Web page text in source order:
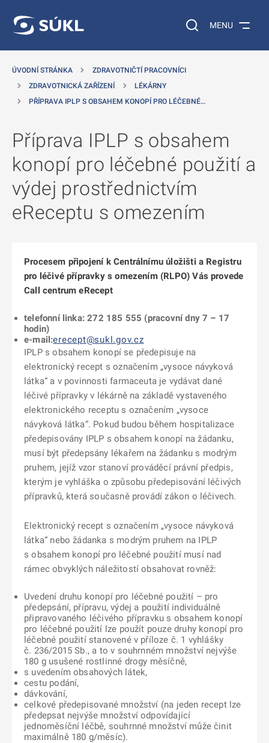
Vyhledávání na
MENU
ÚVODNÍ STRÁNKA
ZDRAVOTNIČTÍ PRACOVNÍCI
ZDRAVOTNICKÁ ZAŘÍZENÍ
LÉKÁRNY
PŘÍPRAVA IPLP S OBSAHEM KONOPÍ PRO LÉČEBNÉ…
Příprava IPLP s obsahem
konopí pro léčebné použití a
výdej prostřednictvím
eReceptu s omezením
Procesem připojení k Centrálnímu úložišti a Registru
pro léčivé přípravky s omezením (RLPO) Vás provede
Call centrum eRecept
telefonní linka: 272 185 555 (pracovní dny 7 – 17
hodin)
e-mail:erecept@sukl.gov.cz
IPLP s obsahem konopí se předepisuje na
elektronický recept s označením „vysoce návyková
látka“ a v povinnosti farmaceuta je vydávat dané
léčivé přípravky v lékárně na základě vystaveného
elektronického receptu s označením „vysoce
návyková látka“. Pokud budou během hospitalizace
předepisovány IPLP s obsahem konopí na žádanku,
musí být předepsány lékařem na žádanku s modrým
pruhem, jejíž vzor stanoví prováděcí právní předpis,
kterým je vyhláška o způsobu předepisování léčivých
přípravků, která současně provádí zákon o léčivech.
Elektronický recept s označením „vysoce návyková
látka“ nebo žádanka s modrým pruhem na IPLP
s obsahem konopí pro léčebné použití musí nad
rámec obvyklých náležitostí obsahovat rovněž:
Uvedení druhu konopí pro léčebné použití – pro
předepsání, přípravu, výdej a použití individuálně
připravovaného léčivého přípravku s obsahem konopí
pro léčebné použití lze použít pouze druhy konopí pro
léčebné použití stanovené v příloze č. 1 vyhlášky
č. 236/2015 Sb., a to v souhrnném množství nejvýše
180 g usušené rostlinné drogy měsíčně,
s uvedením obsahových látek,
cestu podání,
dávkování,
celkové předepisované množství (na jeden recept lze
předepsat nejvýše množství odpovídající
jednoměsíční léčbě, souhrnné množství může činit
maximálně 180 g/měsíc).